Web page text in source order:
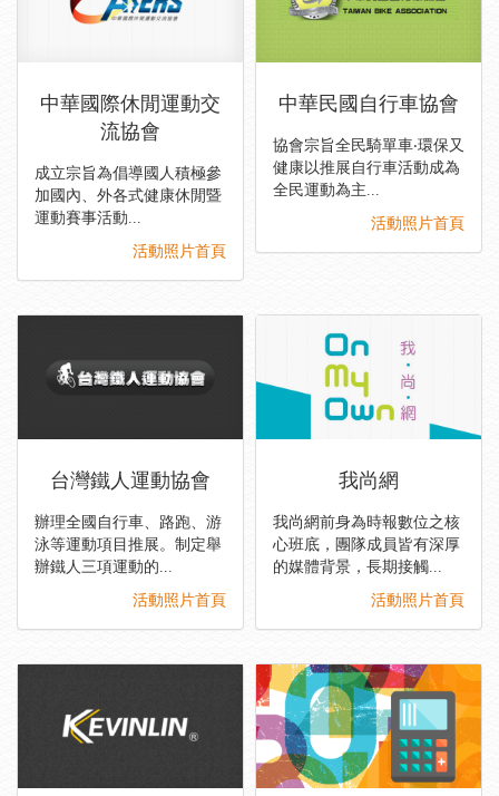
中華國際休閒運動交
流協會
成立宗旨為倡導國人積極參
加國內、外各式健康休閒暨
運動賽事活動...
活動照片首頁
中華民國自行車協會
協會宗旨全民騎單車‧環保又
健康以推展自行車活動成為
全民運動為主...
活動照片首頁
台灣鐵人運動協會
辦理全國自行車、路跑、游
泳等運動項目推展。制定舉
辦鐵人三項運動的...
活動照片首頁
我尚網
我尚網前身為時報數位之核
心班底，團隊成員皆有深厚
的媒體背景，長期接觸...
活動照片首頁